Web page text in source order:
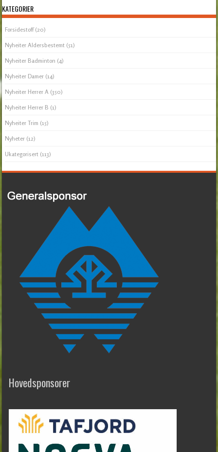
KATEGORIER
Forsidestoff(20)
Nyheiter Aldersbestemt (51)
Nyheiter Badminton (4)
Nyheiter Damer (14)
Nyheiter Herrer A (350)
Nyheiter Herrer B (1)
Nyheiter Trim (15)
Nyheter (12)
Ukategorisert (113)
Hovedsponsorer